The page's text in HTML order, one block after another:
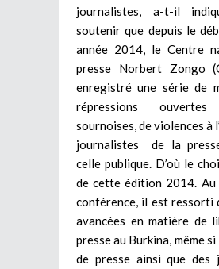
journalistes, a-t-il
soutenir que depuis le
année 2014, le Centre
presse Norbert Zongo
enregistré une série de
répressions
sournoises, de violences à
journalistes de la
celle publique. D’où le
de cette édition 2014. Au
conférence, il est ressorti
avancées en matière de
presse au Burkina, même
de presse ainsi que des